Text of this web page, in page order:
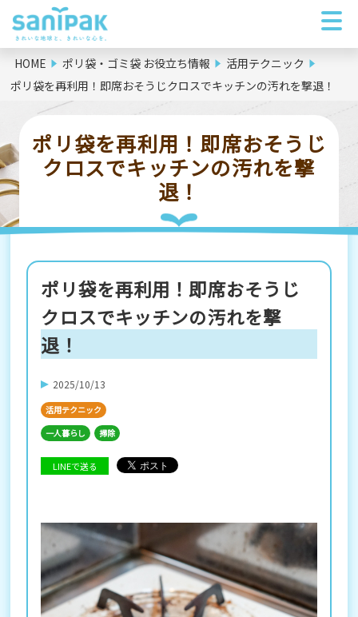
HOME ポリ袋・ゴミ袋 お役立ち情報
活用テクニック
ポリ袋を再利用！即席おそうじクロスでキッチンの汚れを撃退！
ポリ袋を再利用！即席おそうじ
クロスでキッチンの汚れを撃
退！
ポリ袋を再利用！即席おそうじ
クロスでキッチンの汚れを撃
退！
2025/10/13
活用テクニック
一人暮らし
掃除
LINEで送る